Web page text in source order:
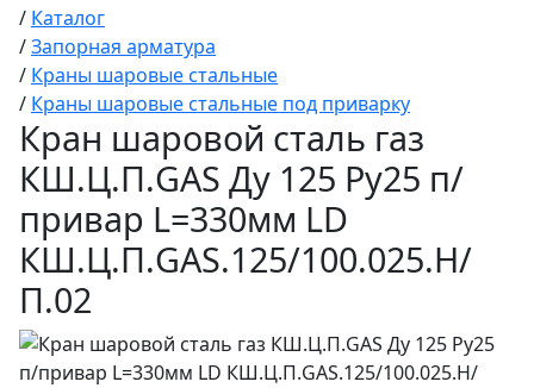
/ Каталог
/Запорная арматура
/ Краны шаровые стальные
/ Краны шаровые стальные под приварку
Кран шаровой сталь газ
КШ.Ц.П.GAS Ду 125 Ру25 п/
привар L=330мм LD
КШ.Ц.П.GAS.125/100.025.Н/
П.02